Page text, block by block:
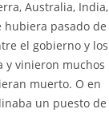
Australia, India,
hubiera pasado de
el gobierno y los
y vinieron muchos
muerto. O en
un puesto de